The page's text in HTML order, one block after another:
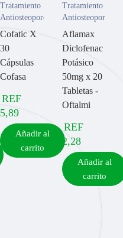
Tratamiento
Antiosteoporosis/Antirreumáticos
Cofatic X
30
Cápsulas
Cofasa
REF
5,89
Añadir al
carrito
Tratamiento
Aflamax
Diclofenac
Potásico
50mg x 20
Tabletas -
Oftalmi
REF
2,28
Añadir al
carrito